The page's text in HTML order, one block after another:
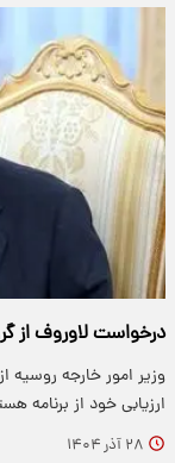
درخواست لاوروف از
وزیر امور خارجه روسیه
ارزیابی خود از برنامه
۲۸ آذر ۱۴۰۴